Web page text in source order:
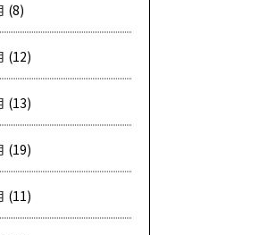
(8)
(12)
(13)
(19)
(11)